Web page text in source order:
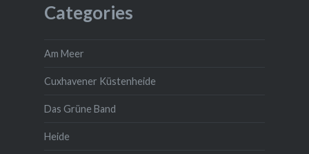
Categories
Am Meer
Cuxhavener Küstenheide
Das Grüne Band
Heide